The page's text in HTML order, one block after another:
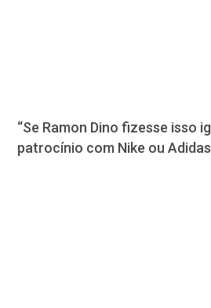
“Se Ramon Dino fizesse isso
patrocínio com Nike ou